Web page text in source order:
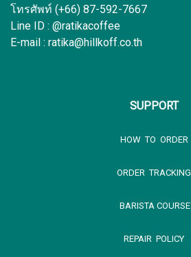
โทรศัพท์ (+66) 87-592-7667
Line ID : @ratikacoffee
E-mail : ratika@hillkoff.co.th
SUPPORT
HOW TO ORDER
ORDER TRACKING
BARISTA COURSE
REPAIR POLICY